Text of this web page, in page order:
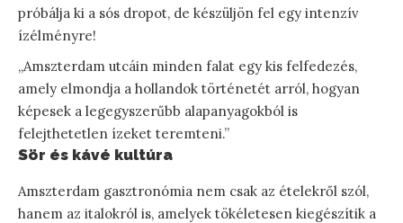
próbálja ki a sós dropot, de készüljön fel egy intenzív
ízélményre!
„Amszterdam utcáin minden falat egy kis felfedezés,
amely elmondja a hollandok történetét arról, hogyan
képesek a legegyszerűbb alapanyagokból is
felejthetetlen ízeket teremteni.”
Sör és kávé kultúra
Amszterdam gasztronómia nem csak az ételekről szól,
hanem az italokról is, amelyek tökéletesen kiegészítik a